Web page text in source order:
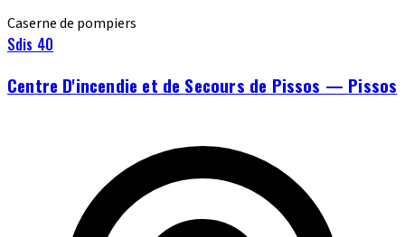
Caserne de pompiers
Sdis 40
Centre D'incendie et de Secours de Pissos — Pissos